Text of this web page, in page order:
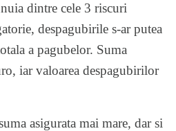
dintre cele 3 riscuri
despagubirile s-ar putea
a pagubelor. Suma
iar valoarea despagubirilor
asigurata mai mare, dar si